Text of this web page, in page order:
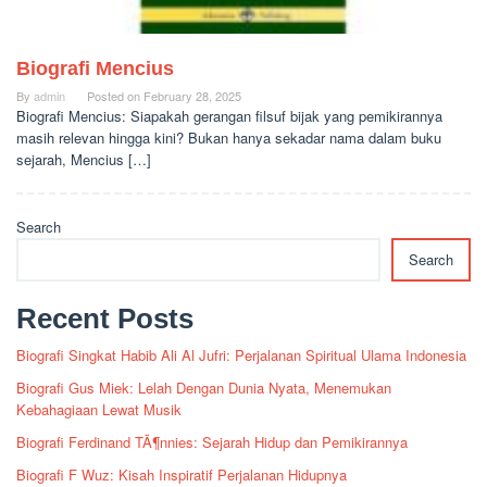
Biografi Mencius
By admin Posted on February 28, 2025
Biografi Mencius: Siapakah gerangan filsuf bijak yang pemikirannya
masih relevan hingga kini? Bukan hanya sekadar nama dalam buku
sejarah, Mencius […]
Search
Search
Recent Posts
Biografi Singkat Habib Ali Al Jufri: Perjalanan Spiritual Ulama Indonesia
Biografi Gus Miek: Lelah Dengan Dunia Nyata, Menemukan
Kebahagiaan Lewat Musik
Biografi Ferdinand TÃ¶nnies: Sejarah Hidup dan Pemikirannya
Biografi F Wuz: Kisah Inspiratif Perjalanan Hidupnya